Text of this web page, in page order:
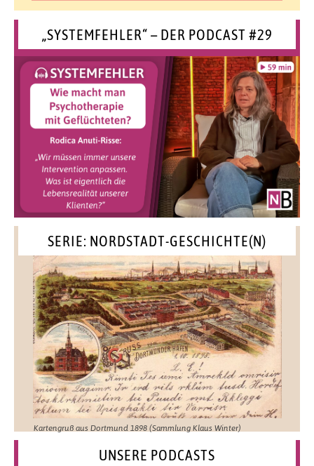
„SYSTEMFEHLER“ – DER PODCAST #29
SERIE: NORDSTADT-GESCHICHTE(N)
Kartengruß aus Dortmund 1898 (Sammlung Klaus Winter)
UNSERE PODCASTS